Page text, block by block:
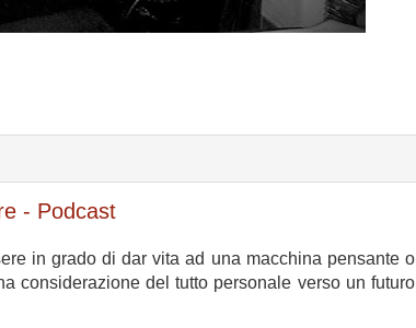
- Podcast
in grado di dar vita ad una macchina pensante o
considerazione del tutto personale verso un futuro